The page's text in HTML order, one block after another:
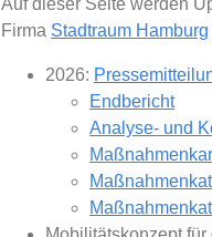
Firma Stadtraum Hamburg
2026:
Endbericht
Analyse- und